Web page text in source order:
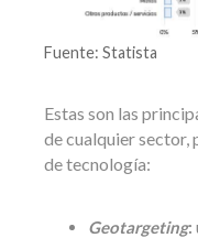
Fuente: Statista
Estas son las
de cualquier sector,
de tecnología:
Geotargeting: